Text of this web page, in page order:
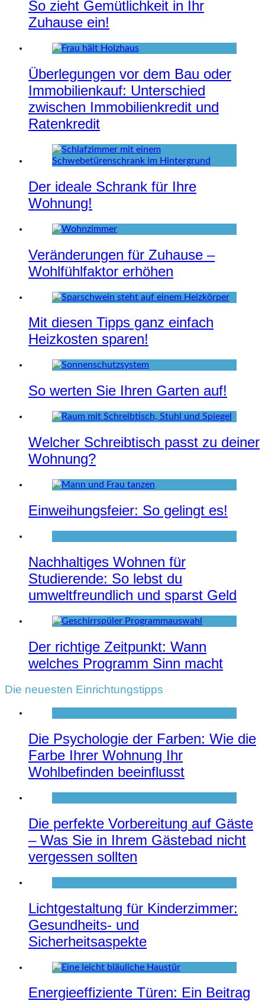
So zieht Gemütlichkeit in Ihr
Zuhause ein!
Überlegungen vor dem Bau oder
Immobilienkauf: Unterschied
zwischen Immobilienkredit und
Ratenkredit
Der ideale Schrank für Ihre
Wohnung!
Veränderungen für Zuhause –
Wohlfühlfaktor erhöhen
Mit diesen Tipps ganz einfach
Heizkosten sparen!
So werten Sie Ihren Garten auf!
Welcher Schreibtisch passt zu deiner
Wohnung?
Einweihungsfeier: So gelingt es!
Nachhaltiges Wohnen für
Studierende: So lebst du
umweltfreundlich und sparst Geld
Der richtige Zeitpunkt: Wann
welches Programm Sinn macht
Die neuesten Einrichtungstipps
Die Psychologie der Farben: Wie die
Farbe Ihrer Wohnung Ihr
Wohlbefinden beeinflusst
Die perfekte Vorbereitung auf Gäste
– Was Sie in Ihrem Gästebad nicht
vergessen sollten
Lichtgestaltung für Kinderzimmer:
Gesundheits- und
Sicherheitsaspekte
Energieeffiziente Türen: Ein Beitrag